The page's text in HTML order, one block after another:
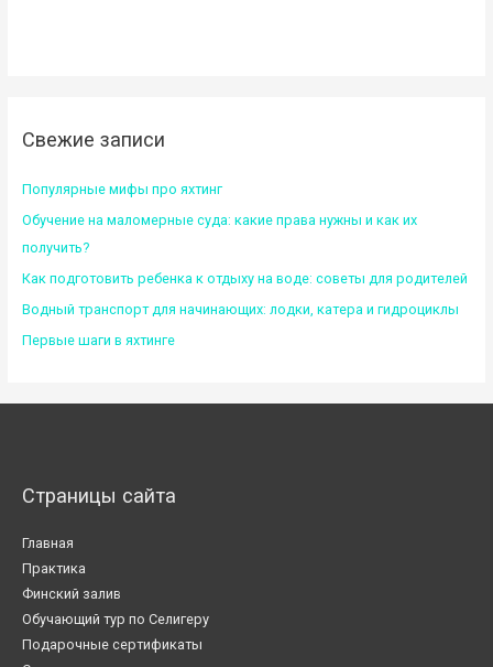
Свежие записи
Популярные мифы про яхтинг
Обучение на маломерные суда: какие права нужны и как их
получить?
Как подготовить ребенка к отдыху на воде: советы для родителей
Водный транспорт для начинающих: лодки, катера и гидроциклы
Первые шаги в яхтинге
Страницы сайта
Главная
Практика
Финский залив
Обучающий тур по Селигеру
Подарочные сертификаты